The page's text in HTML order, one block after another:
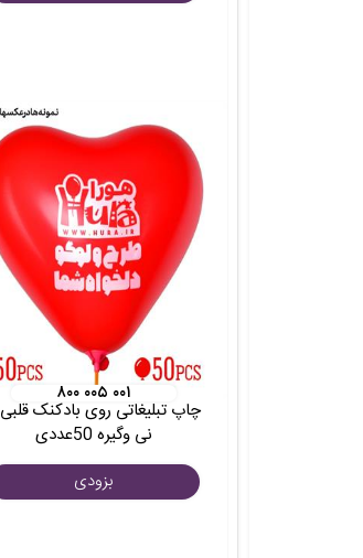
۸۰۰ ۰۰۵ ۰۰۱
چاپ تبلیغاتی روی بادکنک قلبی
نی وگیره 50عددی
بزودی